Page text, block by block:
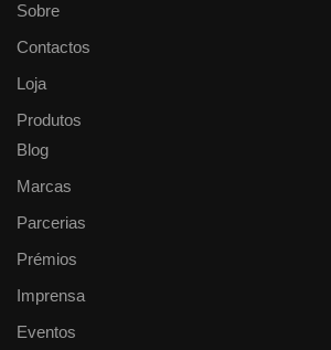
Sobre
Contactos
Loja
Produtos
Blog
Marcas
Parcerias
Prémios
Imprensa
Eventos